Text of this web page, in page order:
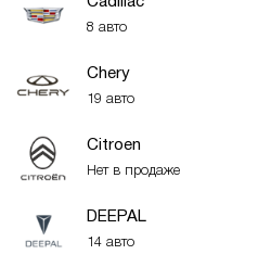
8 авто
Chery
19 авто
Citroen
Нет в продаже
DEEPAL
14 авто